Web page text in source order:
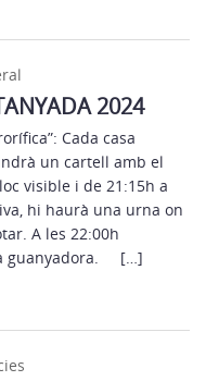
2024
Cada casa
un cartell amb el
visible i de 21:15h a
hi haurà una urna on
A les 22:00h
guanyadora. […]